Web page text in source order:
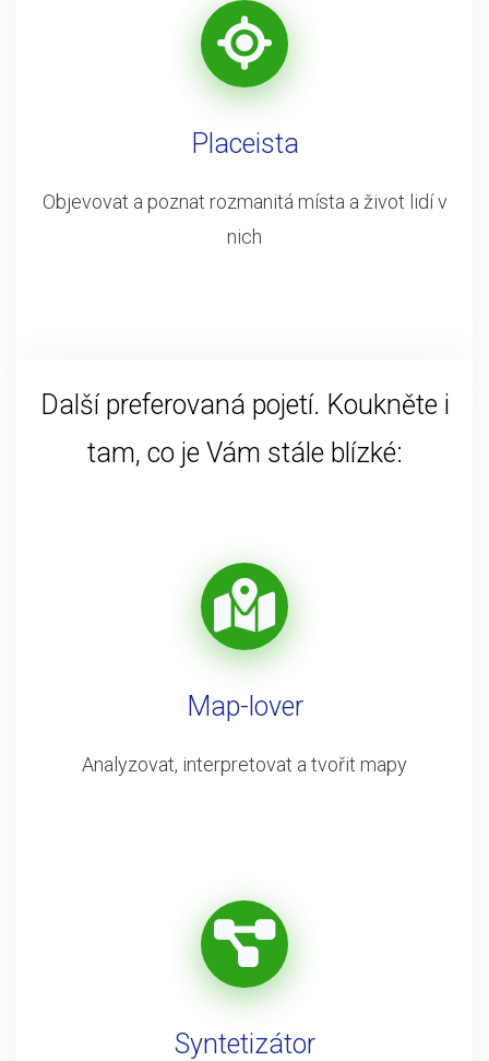
Placeista
Objevovat a poznat rozmanitá místa a život lidí v
nich
Další preferovaná pojetí. Koukněte i
tam, co je Vám stále blízké:
Map-lover
Analyzovat, interpretovat a tvořit mapy
Syntetizátor